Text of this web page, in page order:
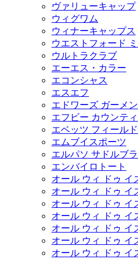
ヴァリューキャップ
ウィグワム
ウィナーキャップス
ウエストフォード
ウルトラクラブ
エーエス・カラー
エコンシャス
エスエフ
エドワーズ ガーメン
エフビー カウンティ
エベッツ フィール
エムブイスポーツ
エルパソ サドルブ
エンバイロトート
オール ウィ ドゥ イ
オール ウィ ドゥ イ
オール ウィ ドゥ イ
オール ウィ ドゥ イ
オール ウィ ドゥ イ
オール ウィ ドゥ イ
オール ウィ ドゥ イ